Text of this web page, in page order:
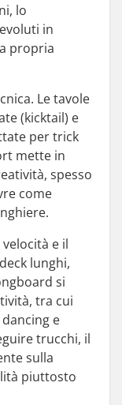
lo
in
propria
Le tavole
(kicktail) e
per trick
mette in
spesso
come
e il
lunghi,
si
tra cui
e
trucchi, il
sulla
piuttosto